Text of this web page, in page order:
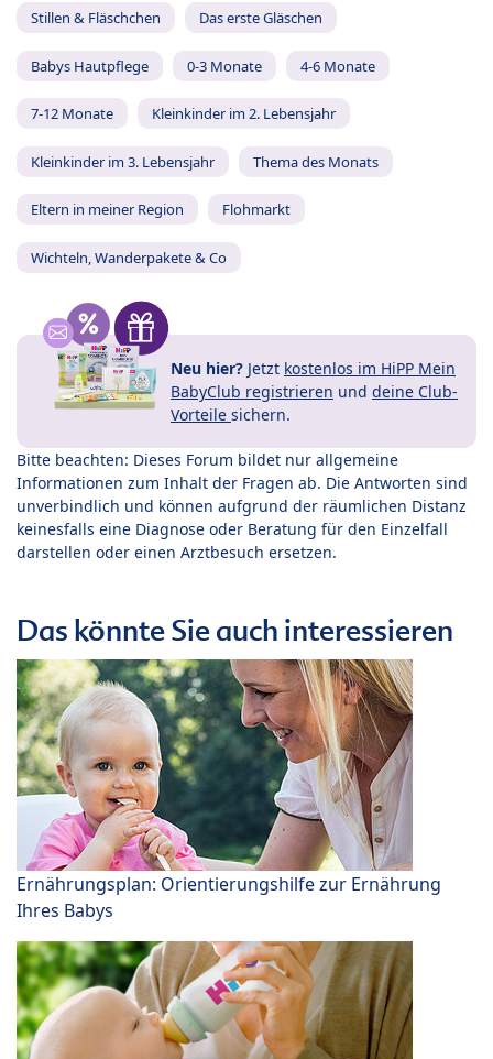
Stillen & Fläschchen Das erste Gläschen
Babys Hautpflege 0-3 Monate 4-6 Monate
7-12 Monate Kleinkinder im 2. Lebensjahr
Kleinkinder im 3. Lebensjahr Thema des Monats
Eltern in meiner Region Flohmarkt
Wichteln, Wanderpakete & Co
Neu hier? Jetzt kostenlos im HiPP Mein
BabyClub registrieren und deine Club-
Vorteile sichern.
Bitte beachten: Dieses Forum bildet nur allgemeine
Informationen zum Inhalt der Fragen ab. Die Antworten sind
unverbindlich und können aufgrund der räumlichen Distanz
keinesfalls eine Diagnose oder Beratung für den Einzelfall
darstellen oder einen Arztbesuch ersetzen.
Das könnte Sie auch interessieren
Ernährungsplan: Orientierungshilfe zur Ernährung
Ihres Babys